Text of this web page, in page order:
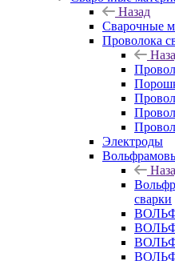
Назад
Сварочные
Проволока
Электроды
сварки